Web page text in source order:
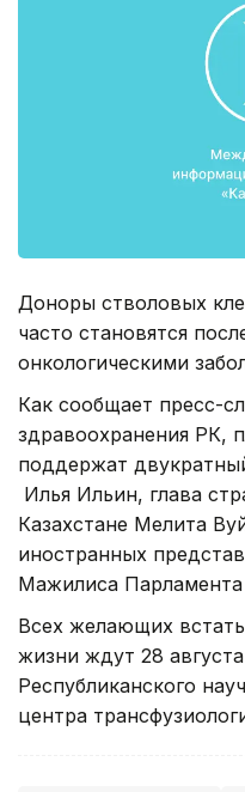
Доноры стволовых
часто становятся
онкологическими
Как сообщает пресс-
здравоохранения РК,
поддержат
Илья Ильин, глава
Казахстане Мелита
иностранных
Мажилиса
Всех желающих
жизни ждут 28
Республиканского
центра